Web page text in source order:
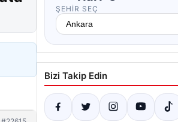
ŞEHIR SEÇ
Bizi Takip Edin